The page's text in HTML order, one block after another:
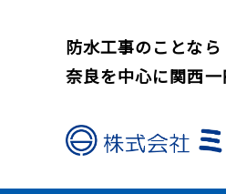
防水工事のことなら
奈良を中心に関西